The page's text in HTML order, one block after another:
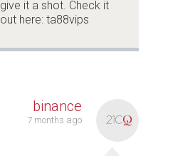
give it a shot. Check it
out here: ta88vips
binance
7 months ago